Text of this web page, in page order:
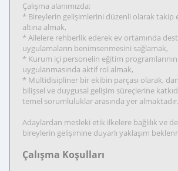
Çalışma alanımızda;
* Bireylerin gelişimlerini düzenli olarak takip
altına almak,
* Ailelere rehberlik ederek ev ortamında
uygulamaların benimsenmesini sağlamak,
* Kurum içi personelin eğitim programlarının
uygulanmasında aktif rol almak,
* Multidisipliner bir ekibin parçası olarak,
bilişsel ve duygusal gelişim süreçlerine
temel sorumluluklar arasında yer almaktadır.
Adaylardan mesleki etik ilkelere bağlılık ve
bireylerin gelişimine duyarlı yaklaşım
Çalışma Koşulları